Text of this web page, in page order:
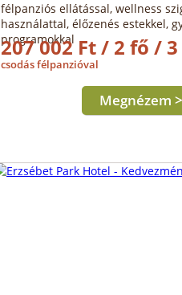
félpanziós ellátással, wellness
használattal, élőzenés estekkel,
programokkal
207 002 Ft / 2 fő /
csodás félpanzióval
Megnézem